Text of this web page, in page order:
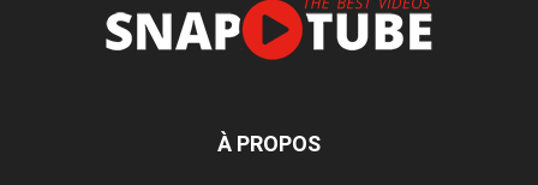
À PROPOS